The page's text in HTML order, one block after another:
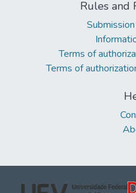
Rules and
Terms of
Terms of